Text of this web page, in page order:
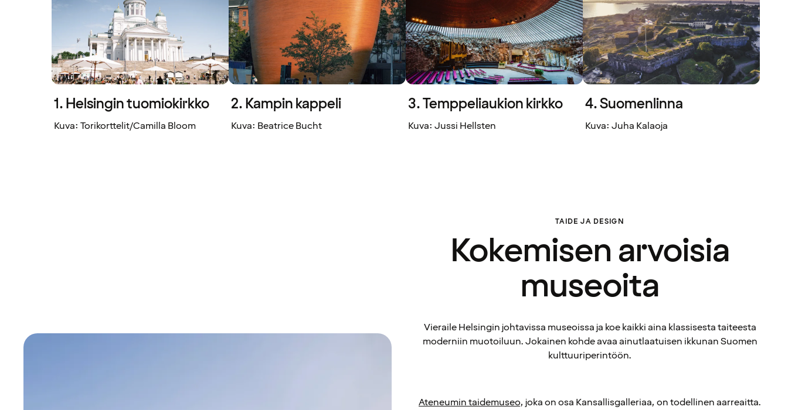
1. Helsingin tuomiokirkko
Kuva: Torikorttelit/Camilla Bloom
2. Kampin kappeli
Kuva: Beatrice Bucht
3. Temppeliaukion kirkko
Kuva: Jussi Hellsten
4. Suomenlinna
Kuva: Juha Kalaoja
TAIDE JA DESIGN
Kokemisen arvoisia
museoita
Vieraile Helsingin johtavissa museoissa ja koe kaikki aina klassisesta taiteesta
moderniin muotoiluun. Jokainen kohde avaa ainutlaatuisen ikkunan Suomen
kulttuuriperintöön.
Ateneumin taidemuseo, joka on osa Kansallisgalleriaa, on todellinen aarreaitta.